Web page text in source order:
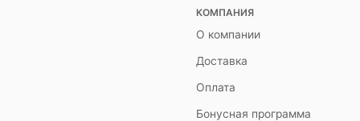
КОМПАНИЯ
О компании
Доставка
Оплата
Бонусная программа